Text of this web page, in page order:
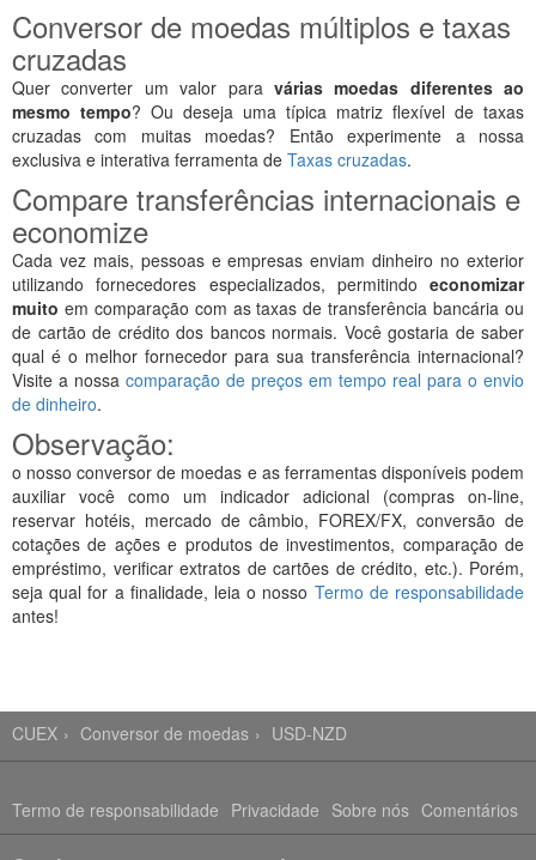
Conversor de moedas múltiplos e taxas
cruzadas
Quer converter um valor para várias moedas diferentes ao
mesmo tempo? Ou deseja uma típica matriz flexível de taxas
cruzadas com muitas moedas? Então experimente a nossa
exclusiva e interativa ferramenta de Taxas cruzadas.
Compare transferências internacionais e
economize
Cada vez mais, pessoas e empresas enviam dinheiro no exterior
utilizando fornecedores especializados, permitindo economizar
muito em comparação com as taxas de transferência bancária ou
de cartão de crédito dos bancos normais. Você gostaria de saber
qual é o melhor fornecedor para sua transferência internacional?
Visite a nossa comparação de preços em tempo real para o envio
de dinheiro.
Observação:
o nosso conversor de moedas e as ferramentas disponíveis podem
auxiliar você como um indicador adicional (compras on-line,
reservar hotéis, mercado de câmbio, FOREX/FX, conversão de
cotações de ações e produtos de investimentos, comparação de
empréstimo, verificar extratos de cartões de crédito, etc.). Porém,
seja qual for a finalidade, leia o nosso Termo de responsabilidade
antes!
CUEX Conversor de moedas USD-NZD
Termo de responsabilidade Privacidade Sobre nós Comentários